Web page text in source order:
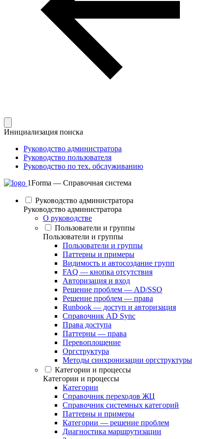
Инициализация поиска
Руководство администратора
Руководство пользователя
Руководство по тех. обслуживанию
1Forma — Справочная система
Руководство администратора
Руководство администратора
О руководстве
Пользователи и группы
Пользователи и группы
Пользователи и группы
Паттерны и примеры
Видимость и автосоздание групп
FAQ — кнопка отсутствия
Авторизация и вход
Решение проблем — AD/SSO
Решение проблем — права
Runbook — доступ и авторизация
Справочник AD Sync
Права доступа
Паттерны — права
Перевоплощение
Оргструктура
Методы синхронизации оргструктуры
Категории и процессы
Категории и процессы
Категории
Справочник переходов ЖЦ
Справочник системных категорий
Паттерны и примеры
Категории — решение проблем
Диагностика маршрутизации